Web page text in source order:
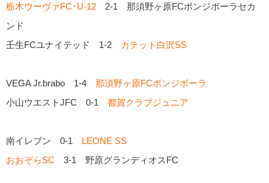
栃木ウーヴァFC･U-12 2-1 那須野ヶ原FCボンジボーラセカ
ンド
壬生FCユナイテッド 1-2
カテット白沢SS
VEGA Jr.brabo 1-4 那須野ヶ原FCボンジボーラ
小山ウエストJFC 0-1 都賀クラブジュニア
南イレブン 0-1 LEONE SS
おおぞらSC 3-1 野原グランディオスFC